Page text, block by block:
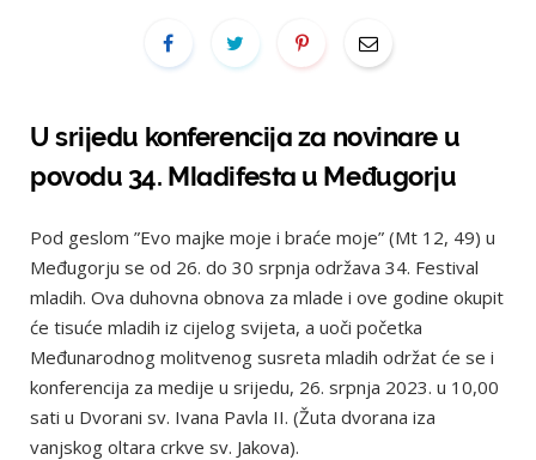
U srijedu konferencija za novinare u
povodu 34. Mladifesta u Međugorju
Pod geslom ”Evo majke moje i braće moje” (Mt 12, 49) u
Međugorju se od 26. do 30 srpnja održava 34. Festival
mladih. Ova duhovna obnova za mlade i ove godine okupit
će tisuće mladih iz cijelog svijeta, a uoči početka
Međunarodnog molitvenog susreta mladih održat će se i
konferencija za medije u srijedu, 26. srpnja 2023. u 10,00
sati u Dvorani sv. Ivana Pavla II. (Žuta dvorana iza
vanjskog oltara crkve sv. Jakova).